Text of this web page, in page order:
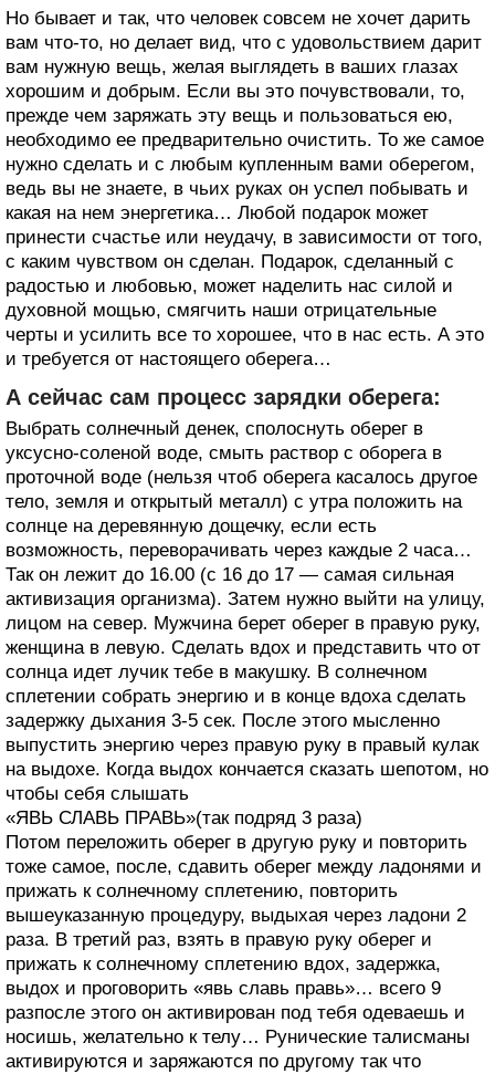
Но бывает и так, что человек совсем не хочет дарить
вам что-то, но делает вид, что с удовольствием дарит
вам нужную вещь, желая выглядеть в ваших глазах
хорошим и добрым. Если вы это почувствовали, то,
прежде чем заряжать эту вещь и пользоваться ею,
необходимо ее предварительно очистить. То же самое
нужно сделать и с любым купленным вами оберегом,
ведь вы не знаете, в чьих руках он успел побывать и
какая на нем энергетика… Любой подарок может
принести счастье или неудачу, в зависимости от того,
с каким чувством он сделан. Подарок, сделанный с
радостью и любовью, может наделить нас силой и
духовной мощью, смягчить наши отрицательные
черты и усилить все то хорошее, что в нас есть. А это
и требуется от настоящего оберега…
А сейчас сам процесс зарядки оберега:
Выбрать солнечный денек, сполоснуть оберег в
уксусно-соленой воде, смыть раствор с оборега в
проточной воде (нельзя чтоб оберега касалось другое
тело, земля и открытый металл) с утра положить на
солнце на деревянную дощечку, если есть
возможность, переворачивать через каждые 2 часа…
Так он лежит до 16.00 (с 16 до 17 — самая сильная
активизация организма). Затем нужно выйти на улицу,
лицом на север. Мужчина берет оберег в правую руку,
женщина в левую. Сделать вдох и представить что от
солнца идет лучик тебе в макушку. В солнечном
сплетении собрать энергию и в конце вдоха сделать
задержку дыхания 3-5 сек. После этого мысленно
выпустить энергию через правую руку в правый кулак
на выдохе. Когда выдох кончается сказать шепотом, но
чтобы себя слышать
«ЯВЬ СЛАВЬ ПРАВЬ»(так подряд 3 раза)
Потом переложить оберег в другую руку и повторить
тоже самое, после, сдавить оберег между ладонями и
прижать к солнечному сплетению, повторить
вышеуказанную процедуру, выдыхая через ладони 2
раза. В третий раз, взять в правую руку оберег и
прижать к солнечному сплетению вдох, задержка,
выдох и проговорить «явь славь правь»… всего 9
разпосле этого он активирован под тебя одеваешь и
носишь, желательно к телу… Рунические талисманы
активируются и заряжаются по другому так что